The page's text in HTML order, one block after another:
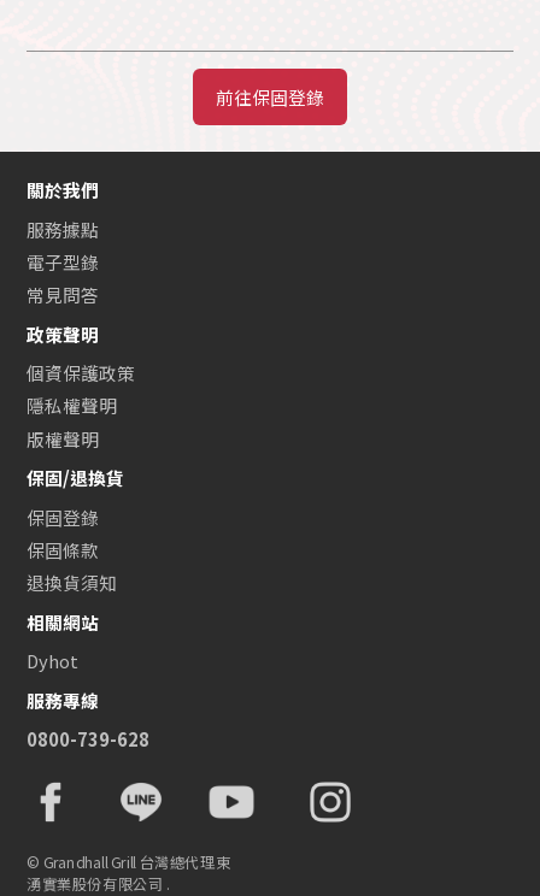
前往保固登錄
關於我們
服務據點
電子型錄
常見問答
政策聲明
個資保護政策
隱私權聲明
版權聲明
保固/退換貨
保固登錄
保固條款
退換貨須知
相關網站
Dyhot
服務專線
0800-739-628
© Grandhall Grill 台灣總代理東
湧實業股份有限公司 .